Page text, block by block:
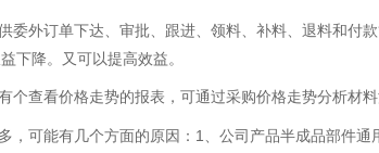
委外订单下达、审批、跟进、领料、补料、退料和付
下降。又可以提高效益。
个查看价格走势的报表，可通过采购价格走势分析材
，可能有几个方面的原因：1、公司产品半成品部件